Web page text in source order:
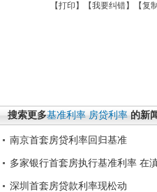
【打印 】【我要纠错】【复
搜索更多基准利率 房贷利率 的新
南京首套房贷利率回归基准
多家银行首套房执行基准利率 在
深圳首套房贷款利率现松动